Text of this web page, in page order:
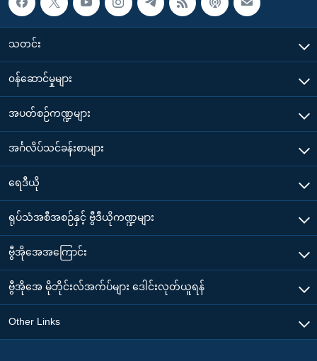
သတင်း
၀န်ဆောင်မှုများ
အပတ်စဉ်ကဏ္ဍများ
အင်္ဂလိပ်သင်ခန်းစာများ
ရေဒီယို
ရုပ်သံအစီအစဉ်နှင့် ဗွီဒီယိုကဏ္ဍများ
ဗွီအိုအေအကြောင်း
ဗွီအိုအေ မိုဘိုင်းလ်အက်ပ်များ ဒေါင်းလုတ်ယူရန်
Other Links